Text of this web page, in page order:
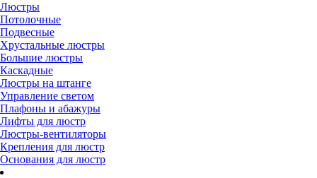
Люстры
Потолочные
Подвесные
Хрустальные люстры
Большие люстры
Каскадные
Люстры на штанге
Управление светом
Плафоны и абажуры
Лифты для люстр
Люстры-вентиляторы
Крепления для люстр
Основания для люстр